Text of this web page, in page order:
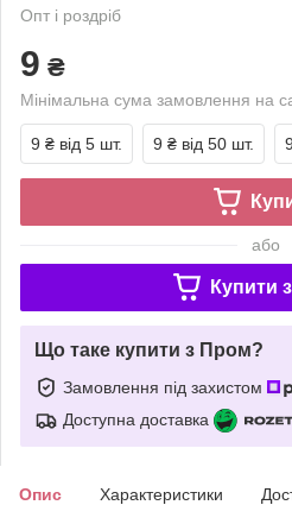
Опт і роздріб
9 ₴
Мінімальна сума замовлення на
9 ₴ від 5 шт. 9 ₴ від 50 шт.
або
Купити з
Що таке купити з Пром?
Замовлення під захистом
Доступна доставка
Опис Характеристики